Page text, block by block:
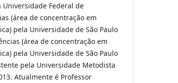
Federal de
(área de concentração em
pela Universidade de São Paulo
(área de concentração em
pela Universidade de São Paulo
pela Universidade Metodista
Atualmente é Professor